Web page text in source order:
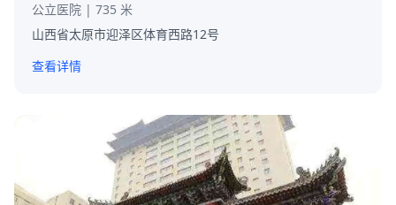
公立医院 | 735 米
山西省太原市迎泽区体育西路12号
查看详情